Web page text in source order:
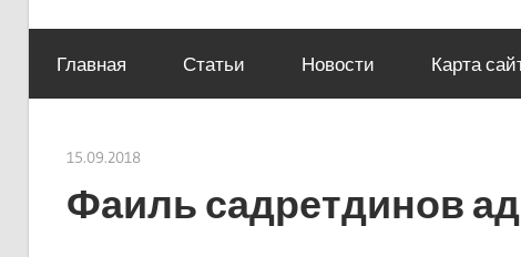
юридический
центр
Главная Статьи Новости Карта
15.09.2018Евгений Георгиевич
Фаиль садретдинов